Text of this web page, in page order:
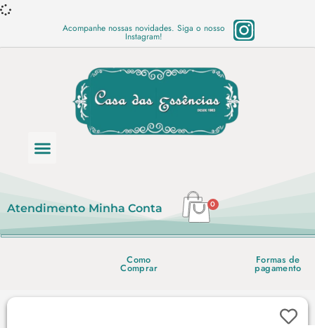
Acompanhe nossas novidades. Siga o nosso
Instagram!
Atendimento Minha Conta 0
Como
Comprar
Formas de
pagamento